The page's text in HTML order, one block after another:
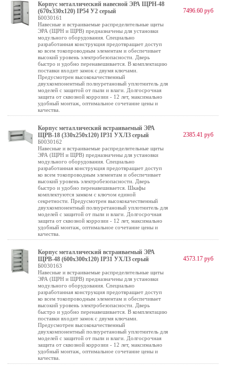
Корпус металлический навесной ЭРА ЩРН-48
(670х330х120) IP54 У2 серый
Б0030161
Навесные и встраиваемые распределительные щиты
ЭРА (ЩРН и ЩРВ) предназначены для установки
модульного оборудования. Специально
разработанная конструкция предотвращает доступ
ко всем токопроводным элементам и обеспечивает
высокий уровень электробезопасности. Дверь
быстро и удобно перенавешивается. В комплектацию
поставки входит замок с двумя ключами.
Предусмотрен высококачественный
двухкомпонентный полиуретановый уплотнитель для
моделей с защитой от пыли и влаги. Долгосрочная
защита от сквозной коррозии - 12 лет, максимально
удобный монтаж, оптимальное сочетание цены и
качества.
7496.60 руб
Корпус металлический встраиваемый ЭРА
ЩРВ-18 (330х250х120) IP31 УХЛЗ серый
Б0030162
Навесные и встраиваемые распределительные щиты
ЭРА (ЩРН и ЩРВ) предназначены для установки
модульного оборудования. Специально
разработанная конструкция предотвращает доступ
ко всем токопроводным элементам и обеспечивает
высокий уровень электробезопасности. Дверь
быстро и удобно перенавешивается. Шкафы
комплектуются замком с ключом единой
секретности. Предусмотрен высококачественный
двухкомпонентный полиуретановый уплотнитель для
моделей с защитой от пыли и влаги. Долгосрочная
защита от сквозной коррозии - 12 лет, максимально
удобный монтаж, оптимальное сочетание цены и
качества.
2385.41 руб
Корпус металлический встраиваемый ЭРА
ЩРВ-48 (600х300х120) IP31 УХЛЗ серый
Б0030163
Навесные и встраиваемые распределительные щиты
ЭРА (ЩРН и ЩРВ) предназначены для установки
модульного оборудования. Специально
разработанная конструкция предотвращает доступ
ко всем токопроводным элементам и обеспечивает
высокий уровень электробезопасности. Дверь
быстро и удобно перенавешивается. В комплектацию
поставки входит замок с двумя ключами.
Предусмотрен высококачественный
двухкомпонентный полиуретановый уплотнитель для
моделей с защитой от пыли и влаги. Долгосрочная
защита от сквозной коррозии - 12 лет, максимально
удобный монтаж, оптимальное сочетание цены и
качества.
4573.17 руб